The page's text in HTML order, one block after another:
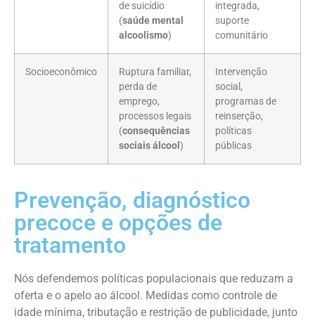
de suicídio
(saúde mental
alcoolismo)
integrada,
suporte
comunitário
Socioeconômico
Ruptura familiar,
perda de
emprego,
processos legais
(consequências
sociais álcool )
Intervenção
social,
programas de
reinserção,
políticas
públicas
Prevenção, diagnóstico
precoce e opções de
tratamento
Nós defendemos políticas populacionais que reduzam a
oferta e o apelo ao álcool. Medidas como controle de
idade mínima, tributação e restrição de publicidade, junto